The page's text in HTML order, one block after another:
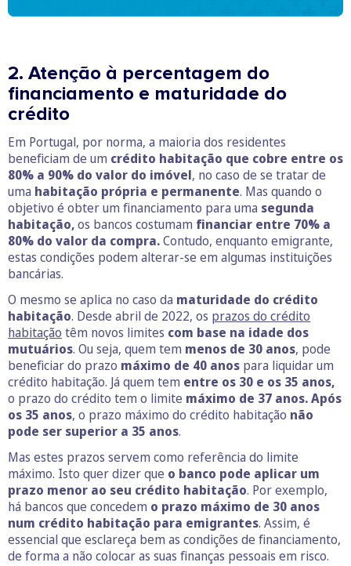
2. Atenção à percentagem do
financiamento e maturidade do
crédito
Em Portugal, por norma, a maioria dos residentes
beneficiam de um crédito habitação que cobre entre os
80% a 90% do valor do imóvel, no caso de se tratar de
uma habitação própria e permanente. Mas quando o
objetivo é obter um financiamento para uma segunda
habitação,os bancos costumam financiar entre 70% a
80% do valor da compra.Contudo, enquanto emigrante,
estas condições podem alterar-se em algumas instituições
bancárias.
O mesmo se aplica no caso da maturidade do crédito
habitação. Desde abril de 2022, os prazos do crédito
habitação têm novos limites com base na idade dos
mutuários. Ou seja, quem tem menos de 30 anos, pode
beneficiar do prazo máximo de 40 anos para liquidar um
crédito habitação. Já quem tem entre os 30 e os 35 anos,
o prazo do crédito tem o limite máximo de 37 anos.Após
os 35 anos, o prazo máximo do crédito habitação não
pode ser superior a 35 anos.
Mas estes prazos servem como referência do limite
máximo. Isto quer dizer que o banco pode aplicar um
prazo menor ao seu crédito habitação. Por exemplo,
há bancos que concedem o prazo máximo de 30 anos
num crédito habitação para emigrantes. Assim, é
essencial que esclareça bem as condições de financiamento,
de forma a não colocar as suas finanças pessoais em risco.